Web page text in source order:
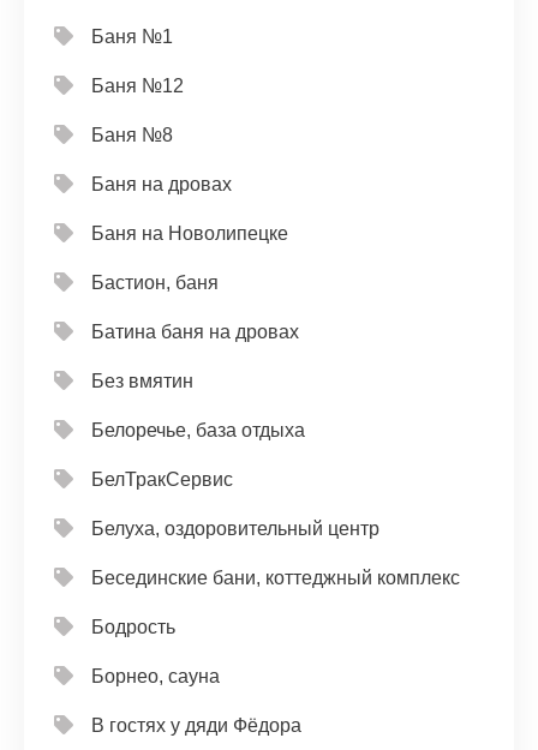
Баня №1
Баня №12
Баня №8
Баня на дровах
Баня на Новолипецке
Бастион, баня
Батина баня на дровах
Без вмятин
Белоречье, база отдыха
БелТракСервис
Белуха, оздоровительный центр
Бесединские бани, коттеджный комплекс
Бодрость
Борнео, сауна
В гостях у дяди Фёдора